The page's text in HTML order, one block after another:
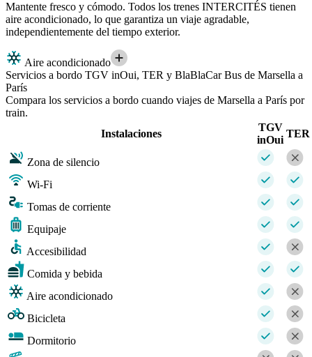
Mantente fresco y cómodo. Todos los trenes INTERCITÉS tienen
aire acondicionado, lo que garantiza un viaje agradable,
independientemente del tiempo exterior.
Aire acondicionado
Servicios a bordo TGV inOui, TER y BlaBlaCar Bus de Marsella a
París
Compara los servicios a bordo cuando viajes de Marsella a París por
train.
Instalaciones
TGV
inOui
TER
Zona de silencio
Wi-Fi
Tomas de corriente
Equipaje
Accesibilidad
Comida y bebida
Aire acondicionado
Bicicleta
Dormitorio